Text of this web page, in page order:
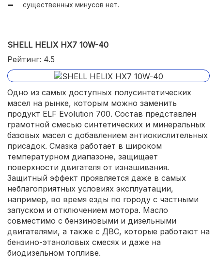
существенных минусов нет.
SHELL HELIX HX7 10W-40
Рейтинг: 4.5
Одно из самых доступных полусинтетических
масел на рынке, которым можно заменить
продукт ELF Evolution 700. Состав представлен
грамотной смесью синтетических и минеральных
базовых масел с добавлением антиокислительных
присадок. Смазка работает в широком
температурном диапазоне, защищает
поверхности двигателя от изнашивания.
Защитный эффект проявляется даже в самых
неблагоприятных условиях эксплуатации,
например, во время езды по городу с частными
запуском и отключением мотора. Масло
совместимо с бензиновыми и дизельными
двигателями, а также с ДВС, которые работают на
бензино-этаноловых смесях и даже на
биодизельном топливе.